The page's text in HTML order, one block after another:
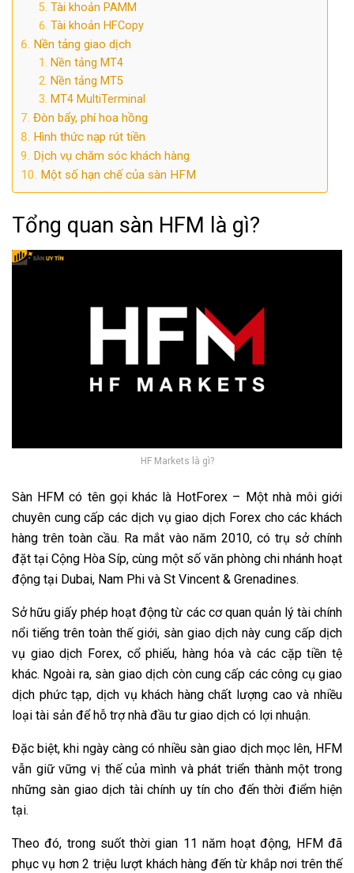
Tài khoản PAMM
Tài khoản HFCopy
Nền tảng giao dịch
Nền tảng MT4
Nền tảng MT5
MT4 MultiTerminal
Đòn bẩy, phí hoa hồng
Hình thức nạp rút tiền
Dịch vụ chăm sóc khách hàng
Một số hạn chế của sàn HFM
Tổng quan sàn HFM là gì?
HF Markets là gì?
Sàn HFM có tên gọi khác là HotForex – Một nhà môi giới
chuyên cung cấp các dịch vụ giao dịch Forex cho các khách
hàng trên toàn cầu. Ra mắt vào năm 2010, có trụ sở chính
đặt tại Cộng Hòa Síp, cùng một số văn phòng chi nhánh hoạt
động tại Dubai, Nam Phi và St Vincent & Grenadines.
Sở hữu giấy phép hoạt động từ các cơ quan quản lý tài chính
nổi tiếng trên toàn thế giới, sàn giao dịch này cung cấp dịch
vụ giao dịch Forex, cổ phiếu, hàng hóa và các cặp tiền tệ
khác. Ngoài ra, sàn giao dịch còn cung cấp các công cụ giao
dịch phức tạp, dịch vụ khách hàng chất lượng cao và nhiều
loại tài sản để hỗ trợ nhà đầu tư giao dịch có lợi nhuận.
Đặc biệt, khi ngày càng có nhiều sàn giao dịch mọc lên, HFM
vẫn giữ vững vị thế của mình và phát triển thành một trong
những sàn giao dịch tài chính uy tín cho đến thời điểm hiện
tại.
Theo đó, trong suốt thời gian 11 năm hoạt động, HFM đã
phục vụ hơn 2 triệu lượt khách hàng đến từ khắp nơi trên thế